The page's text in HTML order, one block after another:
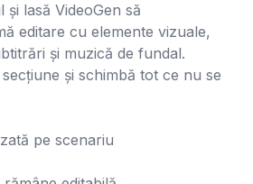
lasă VideoGen să
editare cu elemente vizuale,
și muzică de fundal.
și schimbă tot ce nu se